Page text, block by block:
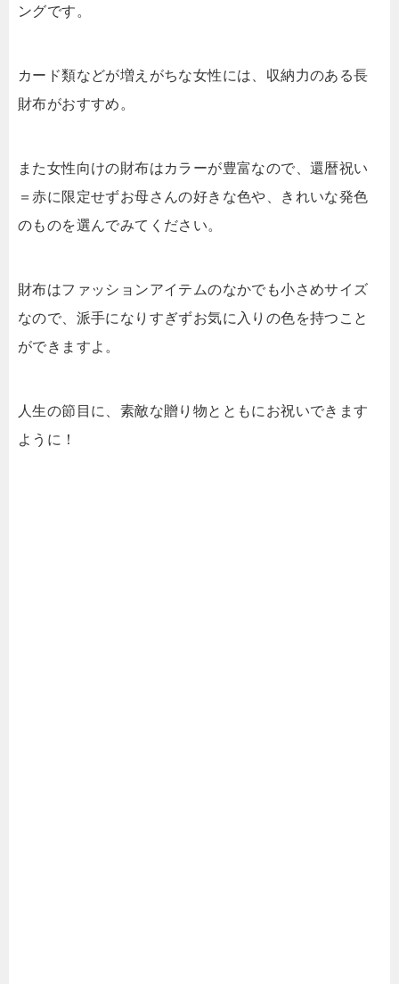
ングです。
カード類などが増えがちな女性には、収納力のある長
財布がおすすめ。
また女性向けの財布はカラーが豊富なので、還暦祝い
＝赤に限定せずお母さんの好きな色や、きれいな発色
のものを選んでみてください。
財布はファッションアイテムのなかでも小さめサイズ
なので、派手になりすぎずお気に入りの色を持つこと
ができますよ。
人生の節目に、素敵な贈り物とともにお祝いできます
ように！